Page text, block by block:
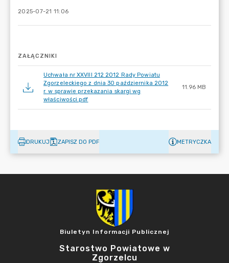
2025-07-21 11:06
ZAŁĄCZNIKI
Uchwała nr XXVIII 212 2012 Rady Powiatu
Zgorzeleckiego z dnia 30 października 2012
r. w sprawie przekazania skargi wg
właściwości.pdf
11.96 MB
DRUKUJ ZAPISZ DO PDF METRYCZKA
Biuletyn Informacji Publicznej
Starostwo Powiatowe w
Zgorzelcu